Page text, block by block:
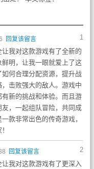
1
回复该留言
让我对这款游戏有了全新的
明，让我一眼就爱上了这
何合理分配资源，提升战
击败强大的敌人。游戏中
新的挑战和体验。而且游
，一起组队冒险，共同成
款非常出色的传奇游戏，
2
回复该留言
让我对这款游戏有了更深入